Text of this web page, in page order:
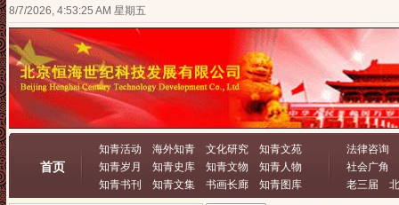
8/7/2026, 4:53:25 AM 星期五
首页
知青活动 海外知青 文化研究
知青文苑
知青岁月
知青史库 知青文物
知青人物
知青书刊
知青文集 书画长廊 知青图库
法律咨询
社会广角
老三届